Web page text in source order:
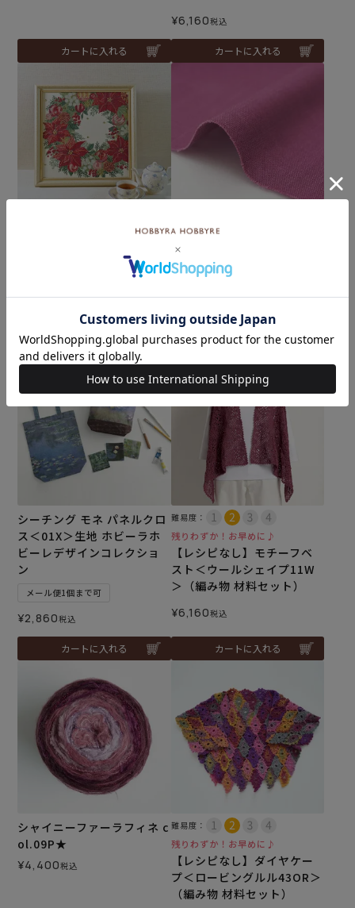
カートに入れる
¥6,160税込
カートに入れる
ポインセチアのリースアレ
カートに入れる
生地 スラブコットン＜102
W＞
メール便2mまで可
¥242税込
カートに入れる
シーチング モネ パネルクロ
ス＜01X＞生地 ホビーラホ
ビーレデザインコレクショ
ン
メール便1個まで可
¥2,860税込
カートに入れる
難易度：
残りわずか！お早めに♪
【レシピなし】モチーフベ
スト＜ウールシェイプ11W
＞（編み物 材料セット）
¥6,160税込
カートに入れる
シャイニーファーラフィネ c
ol.09P★
¥4,400税込
難易度：
残りわずか！お早めに♪
【レシピなし】ダイヤケー
プ＜ロービングルル43OR＞
（編み物 材料セット）